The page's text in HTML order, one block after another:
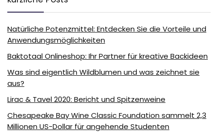
Natürliche Potenzmittel: Entdecken Sie die Vorteile und
Anwendungsmöglichkeiten
Baktotaal Onlineshop: Ihr Partner für kreative Backideen
Was sind eigentlich Wildblumen und was zeichnet sie
aus?
Lirac & Tavel 2020: Bericht und Spitzenweine
Chesapeake Bay Wine Classic Foundation sammelt 2,3
Millionen US-Dollar für angehende Studenten